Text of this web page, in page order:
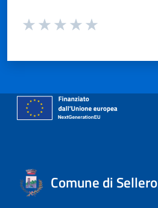
Valuta da 1 a 5 stelle la pagina
Comune di Sellero